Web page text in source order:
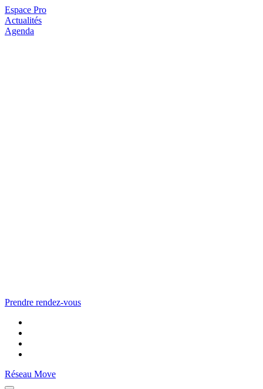
Espace Pro
Actualités
Agenda
Prendre rendez-vous
Réseau Move